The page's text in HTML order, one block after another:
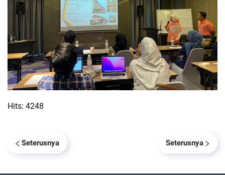
Hits: 4248
Seterusnya Seterusnya